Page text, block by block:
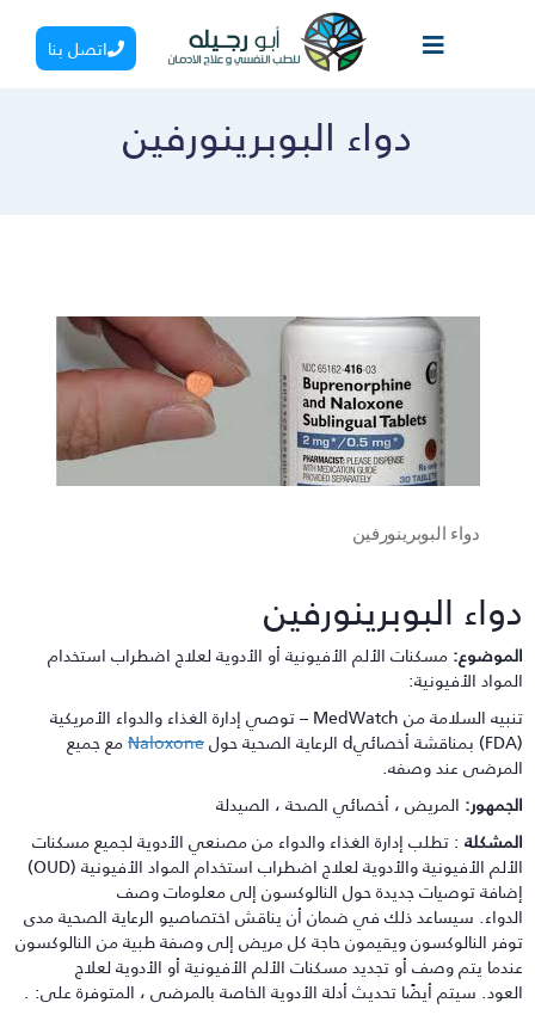
اتصل بنا
دواء البوبرينورفين
دواء البوبرينورفين
البوبرينورفين
مسكنات الألم الأفيونية أو الأدوية لعلاج اضطراب استخدام
الأفيونية:
تنبيه السلامة من MedWatch – توصي إدارة الغذاء والدواء الأمريكية
Naloxoneمع جميع
عند وصفه.
المريض ، أخصائي الصحة ، الصيدلة
: تطلب إدارة الغذاء والدواء من مصنعي الأدوية لجميع مسكنات
الألم الأفيونية والأدوية لعلاج اضطراب استخدام المواد الأفيونية (OUD)
توصيات جديدة حول النالوكسون إلى معلومات وصف
سيساعد ذلك في ضمان أن يناقش اختصاصيو الرعاية الصحية مدى
النالوكسون ويقيمون حاجة كل مريض إلى وصفة طبية من النالوكسون
يتم وصف أو تجديد مسكنات الألم الأفيونية أو الأدوية لعلاج
سيتم أيضًا تحديث أدلة الأدوية الخاصة بالمرضى ، المتوفرة على: .